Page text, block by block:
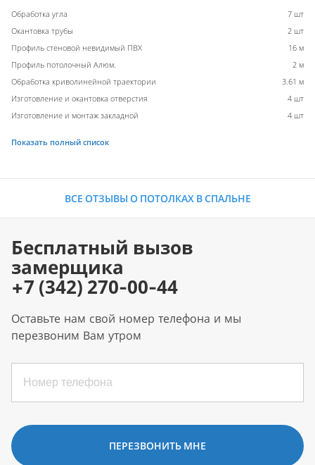
Обработка угла
7 шт
Окантовка трубы
2 шт
Профиль стеновой невидимый ПВХ
16 м
Профиль потолочный Алюм.
2 м
Обработка криволинейной траектории
3.61 м
Изготовление и окантовка отверстия
4 шт
Изготовление и монтаж закладной
4 шт
Показать полный список
ВСЕ ОТЗЫВЫ О ПОТОЛКАХ В СПАЛЬНЕ
Бесплатный вызов
замерщика
+7 (342) 270-00-44
Оставьте нам свой номер телефона и мы
перезвоним Вам утром
ПЕРЕЗВОНИТЬ МНЕ